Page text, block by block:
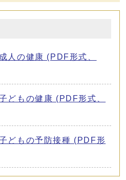
人の健康 (PDF形式、
どもの健康 (PDF形式、
どもの予防接種 (PDF形